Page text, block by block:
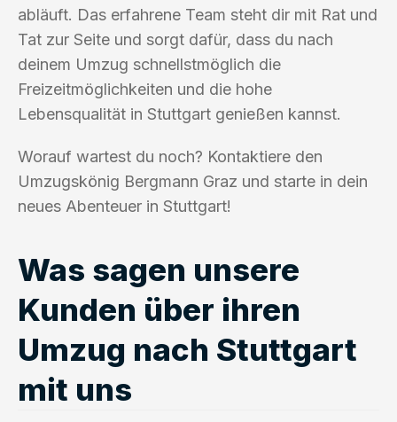
abläuft. Das erfahrene Team steht dir mit Rat und
Tat zur Seite und sorgt dafür, dass du nach
deinem Umzug schnellstmöglich die
Freizeitmöglichkeiten und die hohe
Lebensqualität in Stuttgart genießen kannst.
Worauf wartest du noch? Kontaktiere den
Umzugskönig Bergmann Graz und starte in dein
neues Abenteuer in Stuttgart!
Was sagen unsere
Kunden über ihren
Umzug nach Stuttgart
mit uns